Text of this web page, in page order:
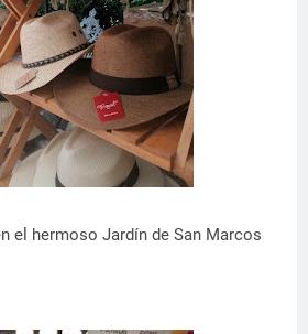
el hermoso Jardín de San Marcos